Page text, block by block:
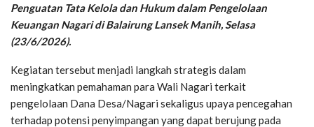
Penguatan Tata Kelola dan Hukum dalam Pengelolaan
Keuangan Nagari di Balairung Lansek Manih, Selasa
(23/6/2026).
Kegiatan tersebut menjadi langkah strategis dalam
meningkatkan pemahaman para Wali Nagari terkait
pengelolaan Dana Desa/Nagari sekaligus upaya pencegahan
terhadap potensi penyimpangan yang dapat berujung pada